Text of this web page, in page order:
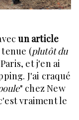
un article
(plutôt du
et j'en ai
J'ai craqué
" chez New
vraiment le